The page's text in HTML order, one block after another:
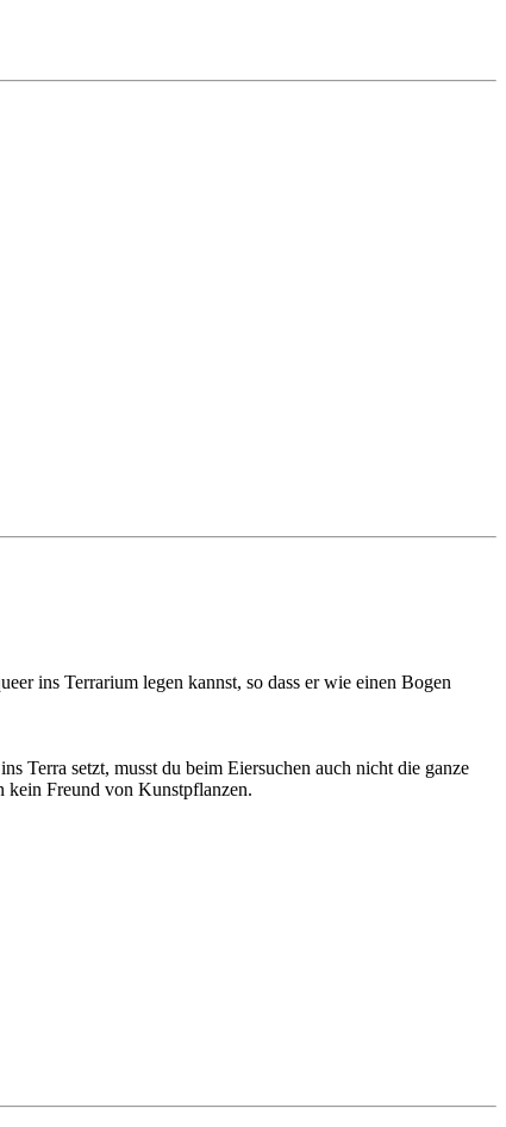
ins Terrarium legen kannst, so dass er wie einen Bogen
Terra setzt, musst du beim Eiersuchen auch nicht die ganze
kein Freund von Kunstpflanzen.